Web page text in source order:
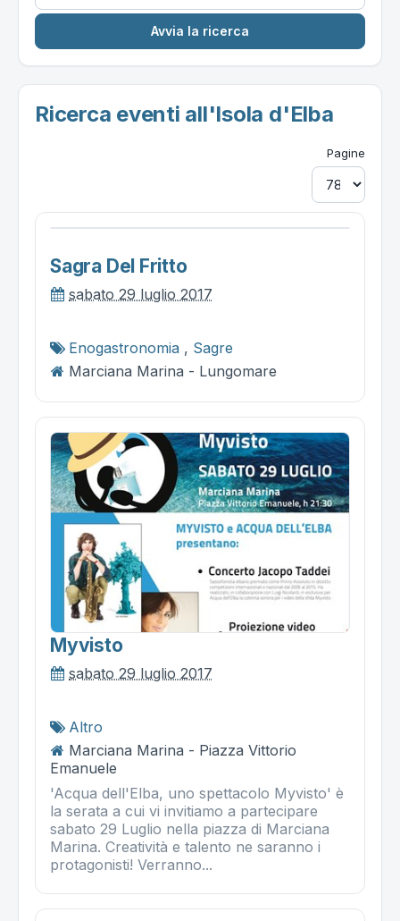
Ricerca eventi all'Isola d'Elba
Pagine
Sagra Del Fritto
sabato 29 luglio 2017
Enogastronomia , Sagre
Marciana Marina - Lungomare
Myvisto
sabato 29 luglio 2017
Altro
Marciana Marina - Piazza Vittorio
Emanuele
'Acqua dell'Elba, uno spettacolo Myvisto' è
la serata a cui vi invitiamo a partecipare
sabato 29 Luglio nella piazza di Marciana
Marina. Creatività e talento ne saranno i
protagonisti! Verranno...